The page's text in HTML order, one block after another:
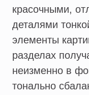
красочными,
деталями
элементы
разделах
неизменно в
тонально